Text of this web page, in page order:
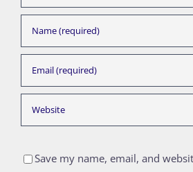
Save my name, email, and